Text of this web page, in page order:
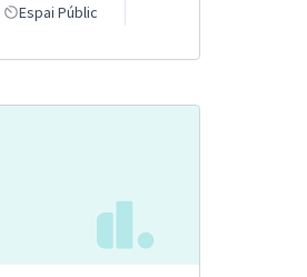
Espai Públic